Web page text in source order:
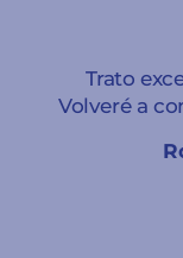
Trato
Volveré a